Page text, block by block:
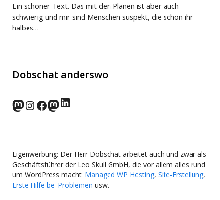
Ein schöner Text. Das mit den Plänen ist aber auch
schwierig und mir sind Menschen suspekt, die schon ihr
halbes…
Dobschat anderswo
norden.social
Instagram
Facebook
wp-punks.social
LinkedIn
Eigenwerbung: Der Herr Dobschat arbeitet auch und zwar als
Geschäftsführer der Leo Skull GmbH, die vor allem alles rund
um WordPress macht: Managed WP Hosting, Site-Erstellung,
Erste Hilfe bei Problemen usw.